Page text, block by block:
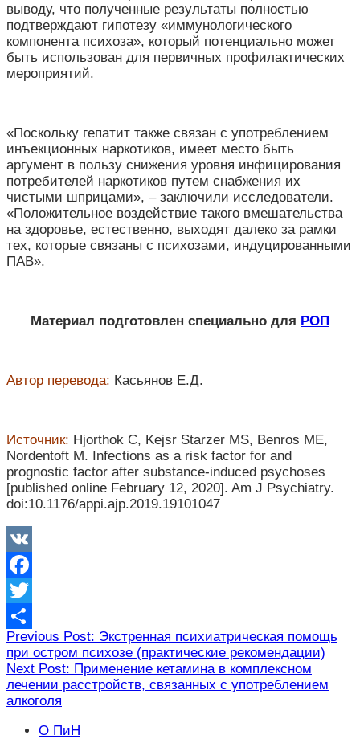
выводу, что полученные результаты полностью
подтверждают гипотезу «иммунологического
компонента психоза», который потенциально может
быть использован для первичных профилактических
мероприятий.
«Поскольку гепатит также связан с употреблением
инъекционных наркотиков, имеет место быть
аргумент в пользу снижения уровня инфицирования
потребителей наркотиков путем снабжения их
чистыми шприцами», – заключили исследователи.
«Положительное воздействие такого вмешательства
на здоровье, естественно, выходят далеко за рамки
тех, которые связаны с психозами, индуцированными
ПАВ».
Материал подготовлен специально для РОП
Автор перевода: Касьянов Е.Д.
Источник: Hjorthok C, Kejsr Starzer MS, Benros ME,
Nordentoft M. Infections as a risk factor for and
prognostic factor after substance-induced psychoses
[published online February 12, 2020]. Am J Psychiatry.
doi:10.1176/appi.ajp.2019.19101047
VK
Facebook
Twitter
Отправить
Навигация
по
записям
Previous Post: Экстренная психиатрическая помощь
при остром психозе (практические рекомендации)
Next Post: Применение кетамина в комплексном
лечении расстройств, связанных с употреблением
алкоголя
О ПиН